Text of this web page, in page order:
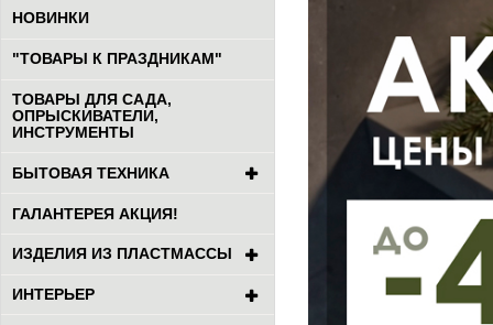
НОВИНКИ
"ТОВАРЫ К ПРАЗДНИКАМ"
ТОВАРЫ ДЛЯ САДА,
ОПРЫСКИВАТЕЛИ,
ИНСТРУМЕНТЫ
БЫТОВАЯ ТЕХНИКА
ГАЛАНТЕРЕЯ АКЦИЯ!
ИЗДЕЛИЯ ИЗ ПЛАСТМАССЫ
ИНТЕРЬЕР